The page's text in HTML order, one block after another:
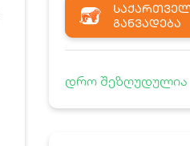
ᲒᲐᲜᲕᲐᲓᲔᲑᲐ
დრო შეზღუდულია